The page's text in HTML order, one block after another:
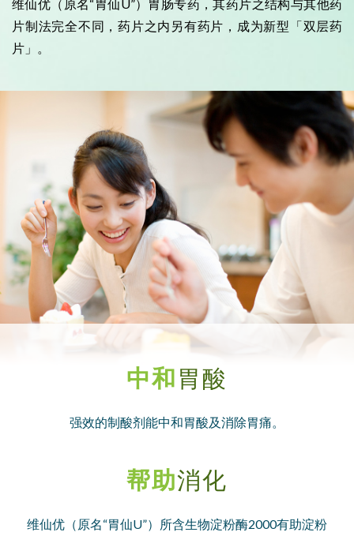
维仙优（原名“胃仙U”） 胃肠专药，其药片之结构与其他药
片制法完全不同，药片之内另有药片，成为新型「双层药
片」。
中和胃酸
强效的制酸剂能中和胃酸及消除胃痛。
帮助消化
维仙优（原名“胃仙U”）所含生物淀粉酶2000有助淀粉